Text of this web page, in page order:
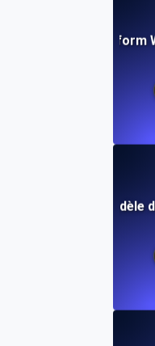
Collaborative Platform
Integromat) : Modèle